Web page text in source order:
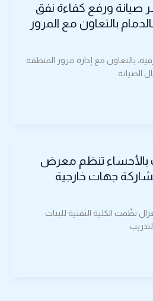
صيانة ورفع كفاءة نفق
بالتعاون مع المرور
بالتعاون مع إدارة مرور المنطقة
الصيانة
بالأحساء تنظم معرض
جهات خارجية
نظّمت الكلية التقنية للبنات